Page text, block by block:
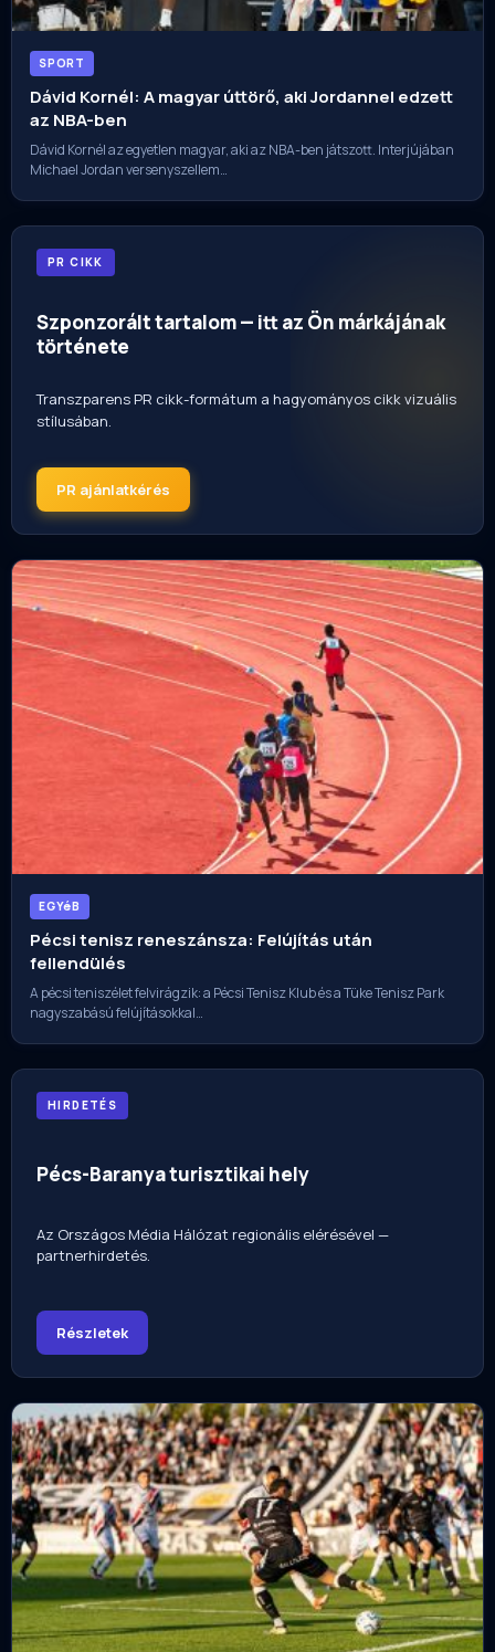
SPORT
Dávid Kornél: A magyar úttörő, aki Jordannel edzett
az NBA-ben
Dávid Kornél az egyetlen magyar, aki az NBA-ben játszott. Interjújában
Michael Jordan versenyszellem…
PR CIKK
Szponzorált tartalom — itt az Ön márkájának
története
Transzparens PR cikk-formátum a hagyományos cikk vizuális
stílusában.
PR ajánlatkérés
EGYéB
Pécsi tenisz reneszánsza: Felújítás után
fellendülés
A pécsi teniszélet felvirágzik: a Pécsi Tenisz Klub és a Tüke Tenisz Park
nagyszabású felújításokkal…
HIRDETÉS
Pécs-Baranya turisztikai hely
Az Országos Média Hálózat regionális elérésével —
partnerhirdetés.
Részletek